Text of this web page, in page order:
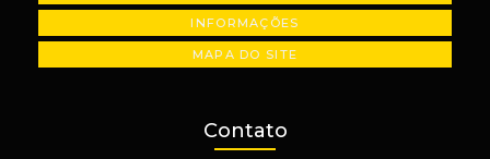
INFORMAÇÕES
MAPA DO SITE
Contato